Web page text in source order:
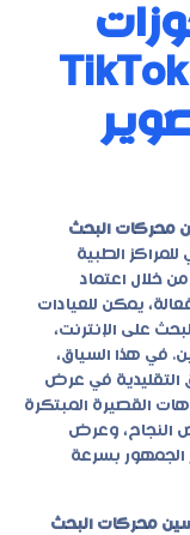
العلاج الطبيعي؟ TikTok
محركات البحث
الطبية
خلال اعتماد
يمكن للعيادات
على الإنترنت،
في هذا السياق،
التقليدية في عرض
القصيرة المبتكرة
النجاح، وعرض
الجمهور بسرعة
محركات البحث